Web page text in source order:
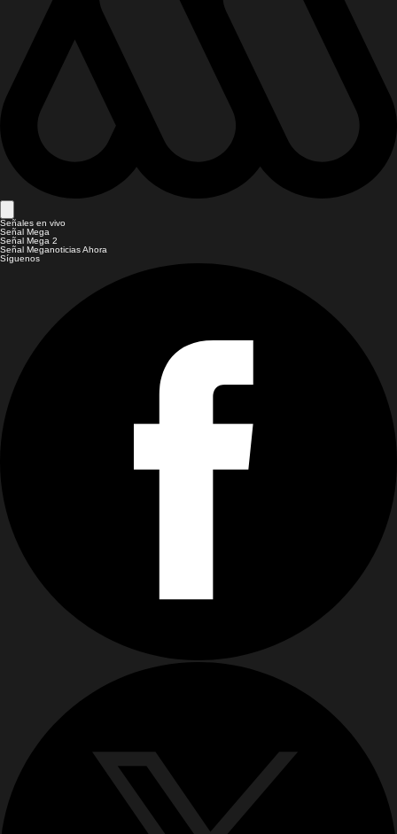
Señales en vivo
Señal Mega
Señal Mega 2
Señal Meganoticias Ahora
Síguenos